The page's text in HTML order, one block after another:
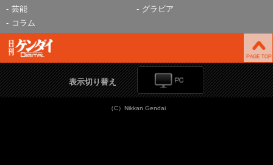
芸能
グラビア
コラム
表示切り替え
（C）Nikkan Gendai